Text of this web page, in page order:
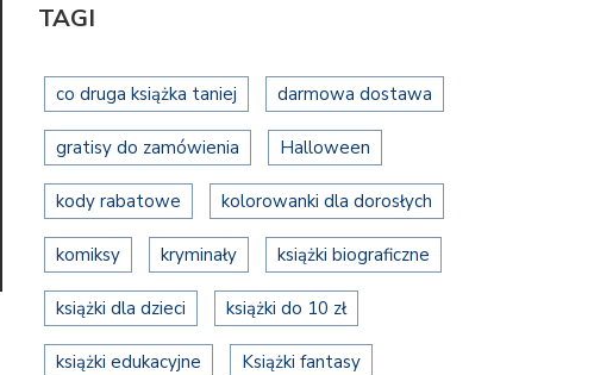
TAGI
co druga książka taniej darmowa dostawa
gratisy do zamówienia Halloween
kody rabatowe kolorowanki dla dorosłych
komiksy kryminały książki biograficzne
książki dla dzieci książki do 10 zł
książki edukacyjne Książki fantasy